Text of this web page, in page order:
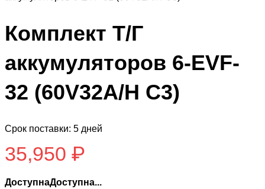
Комплект Т/Г
аккумуляторов 6-EVF-
32 (60V32A/H C3)
Срок поставки: 5 дней
35,950 ₽
ДоступнаДоступна...